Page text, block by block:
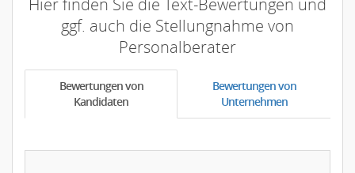
ggf. auch die Stellungnahme von
Personalberater
Bewertungen von
Kandidaten
Bewertungen von
Unternehmen